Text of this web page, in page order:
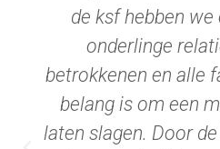
de ksf hebben
onderlinge
betrokkenen en alle
belang is om een
laten slagen. Door de